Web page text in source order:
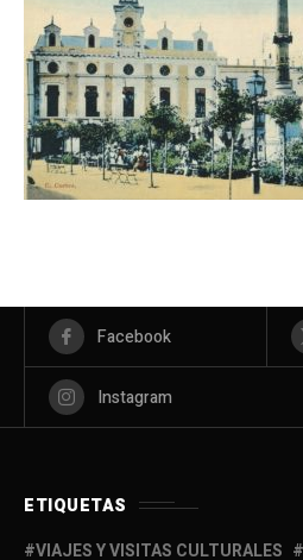
Facebook
Instagram
ETIQUETAS
VIAJES Y VISITAS CULTURALES